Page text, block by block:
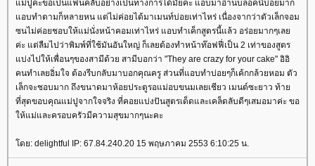
ม่ปูคะขอเป็นแฟนคลับอย่างเป็นทางการได้มั้ยคะ แอบมาอ่านบล็อคนี้บ่อยมาก
อบทำตามก็หลายหน แต่ไม่ค่อยได้มาเมนท์บ่อยเท่าไหร่ เนื่องจากว่าตัวเล็กจอม
ซนไม่ค่อยชอบให้แม่นั่งหน้าคอมเท่าไหร่ แอบทำเค็กสูตรนี้แล้ว อร่อยมากๆเล
ค่ะ แต่ลืมไปว่าพิมพ์ที่ใช้มันอันใหญ่ ก็เลยต้องทำหน้าท๊อฟฟี่เป็น 2 เท่าของสูตร
บ่งไปให้เพื่อนๆของสามีด้วย สามีบอกว่า "They are crazy for your cake" อิอิ
คนทำเลยอิ่มใจ ต้องรีบกลับมาบอกคุณครู ส่วนที่แอบทำบ่อยๆก็เค้กกล้วยหอม ตัว
เล็กจะชอบมาก ถึงขนาดมาห้อยประตูรอแม่อบขนมเลยเชียว เมนต์ซะยาว ท้า
ที่สุดขอบคุณแม่ปูจากใจจริง ที่คอยแบ่งปันสูตรเด็ดและเคล็ดลับดีๆเสมอมาค่ะ ขอ
ห้แม่และครอบครัวมีความสุขมากๆนะคะ
ดย: delightful IP: 67.84.240.20 15 พฤษภาคม 2553 6:10:25 น.